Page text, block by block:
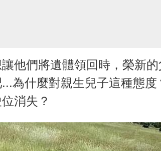
他們將遺體領回時，榮新
為什麼對親生兒子這種態度
消失？